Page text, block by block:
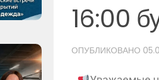
16:00
ОПУБЛИКОВАНО